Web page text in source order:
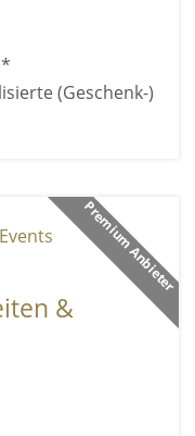
(Geschenk-)
Premium Anbieter
&